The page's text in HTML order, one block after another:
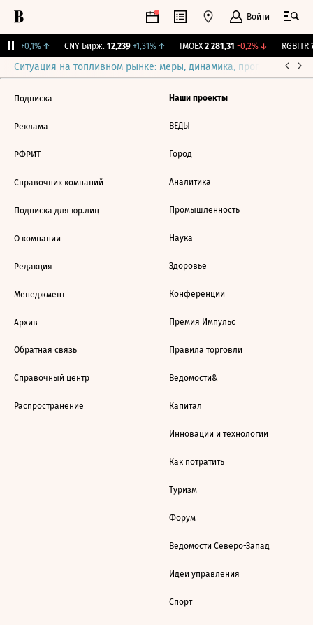
Войти
+0,1%↑ CNY Бирж. 12,239 +1,31%↑ IMOEX 2 281,31 -0,2%↓ RGBITR
Ситуация на топливном рынке: меры, динамика, прогнозы
Подписка
Реклама
РФРИТ
Справочник компаний
Подписка для юр.лиц
О компании
Редакция
Менеджмент
Архив
Обратная связь
Справочный центр
Распространение
Наши проекты
ВЕДЫ
Город
Аналитика
Промышленность
Наука
Здоровье
Конференции
Премия Импульс
Правила торговли
Ведомости&
Капитал
Инновации и технологии
Как потратить
Туризм
Форум
Ведомости Северо-Запад
Идеи управления
Спорт